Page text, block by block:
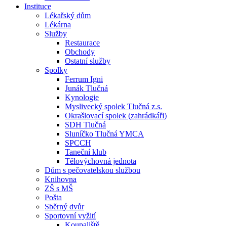
Instituce
Lékařský dům
Lékárna
Služby
Restaurace
Obchody
Ostatní služby
Spolky
Ferrum Igni
Junák Tlučná
Kynologie
Myslivecký spolek Tlučná z.s.
Okrašlovací spolek (zahrádkáři)
SDH Tlučná
Sluníčko Tlučná YMCA
SPCCH
Taneční klub
Tělovýchovná jednota
Dům s pečovatelskou službou
Knihovna
ZŠ s MŠ
Pošta
Sběrný dvůr
Sportovní vyžití